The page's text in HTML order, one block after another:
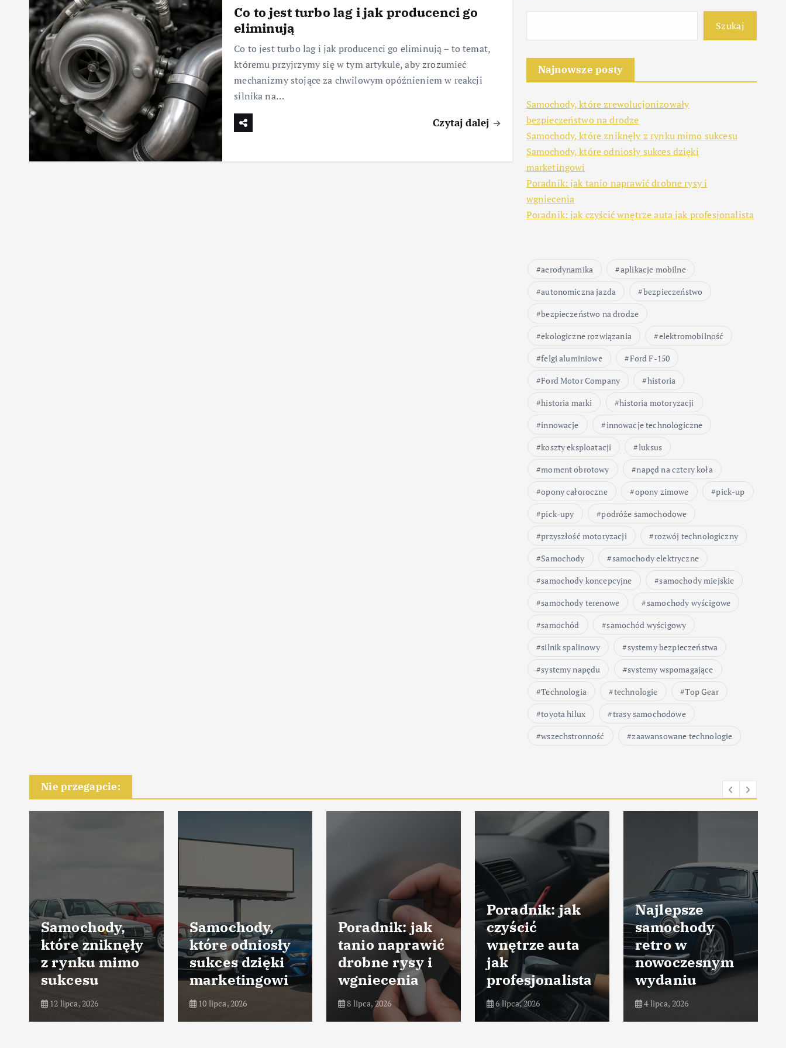
Co to jest turbo lag i jak producenci go
eliminują
Co to jest turbo lag i jak producenci go eliminują – to temat,
któremu przyjrzymy się w tym artykule, aby zrozumieć
mechanizmy stojące za chwilowym opóźnieniem w reakcji
silnika na…
Czytaj dalej
Szukaj
Najnowsze posty
Samochody, które zrewolucjonizowały
bezpieczeństwo na drodze
Samochody, które zniknęły z rynku mimo sukcesu
Samochody, które odniosły sukces dzięki
marketingowi
Poradnik: jak tanio naprawić drobne rysy i
wgniecenia
Poradnik: jak czyścić wnętrze auta jak profesjonalista
aerodynamika
aplikacje mobilne
autonomiczna jazda
bezpieczeństwo
bezpieczeństwo na drodze
ekologiczne rozwiązania
elektromobilność
felgi aluminiowe
Ford F-150
Ford Motor Company
historia
historia marki
historia motoryzacji
innowacje
innowacje technologiczne
koszty eksploatacji
luksus
moment obrotowy
napęd na cztery koła
opony całoroczne
opony zimowe
pick-up
pick-upy
podróże samochodowe
przyszłość motoryzacji
rozwój technologiczny
Samochody
samochody elektryczne
samochody koncepcyjne
samochody miejskie
samochody terenowe
samochody wyścigowe
samochód
samochód wyścigowy
silnik spalinowy
systemy bezpieczeństwa
systemy napędu
systemy wspomagające
Technologia
technologie
Top Gear
toyota hilux
trasy samochodowe
wszechstronność
zaawansowane technologie
Nie przegapcie:
Samochody,
które zniknęły
z rynku mimo
sukcesu
12 lipca, 2026
Samochody,
które odniosły
sukces dzięki
marketingowi
10 lipca, 2026
Poradnik: jak
tanio naprawić
drobne rysy i
wgniecenia
8 lipca, 2026
Poradnik: jak
czyścić
wnętrze auta
jak
profesjonalista
6 lipca, 2026
Najlepsze
samochody
retro w
nowoczesnym
wydaniu
4 lipca, 2026